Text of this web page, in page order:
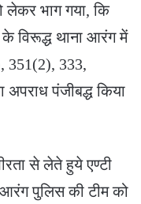
लेकर भाग गया, कि
के विरूद्ध थाना आरंग में
351(2), 333,
पंजीबद्ध किया
से लेते हुये एण्टी
आरंग पुलिस की टीम को